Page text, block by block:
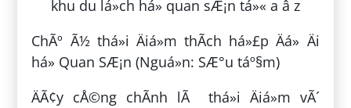
ChÃº Ã½ thá»i Äiá»m thÃ­ch há»£p Äá» Äi
há» Quan SÆ¡n (Nguá»n: SÆ°u táº§m)
ÄÃ¢y cÅ©ng chÃ­nh lÃ thá»i Äiá»m vÃ´